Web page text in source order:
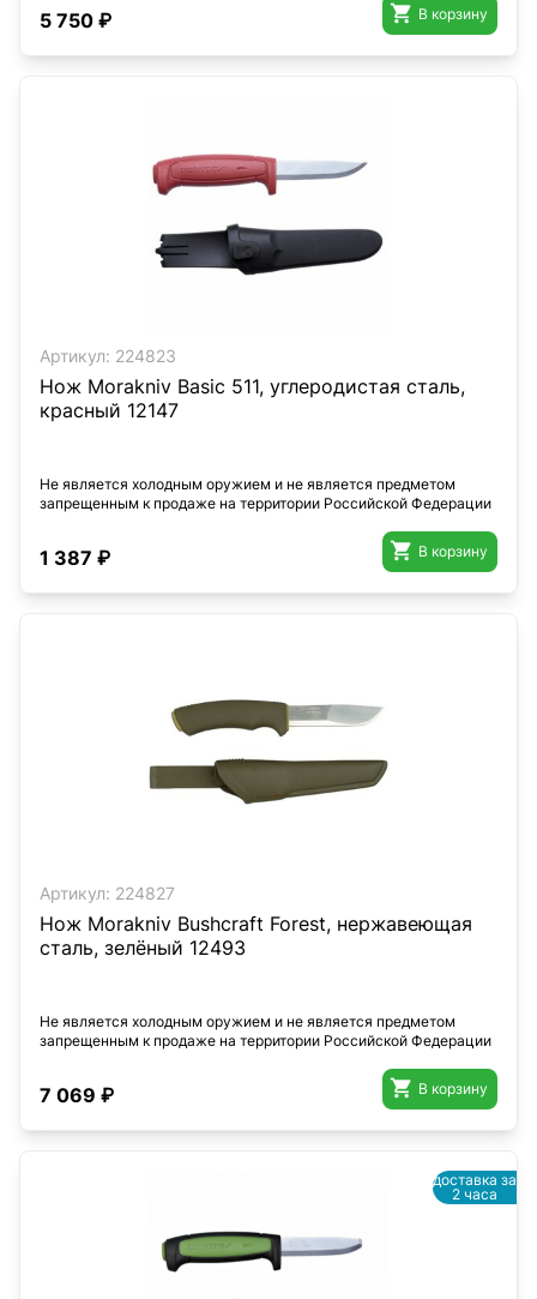
5 750 ₽  В корзину
Артикул: 224823
Нож Morakniv Basic 511, углеродистая сталь,
красный 12147
Не является холодным оружием и не является предметом
запрещенным к продаже на территории Российской Федерации
1 387 ₽  В корзину
Артикул: 224827
Нож Morakniv Bushcraft Forest, нержавеющая
сталь, зелёный 12493
Не является холодным оружием и не является предметом
запрещенным к продаже на территории Российской Федерации
7 069 ₽  В корзину
доставка за
2 часа